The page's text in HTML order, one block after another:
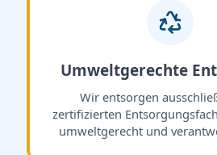
Umweltgerechte
Wir entsorgen
zertifizierten
umweltgerecht und